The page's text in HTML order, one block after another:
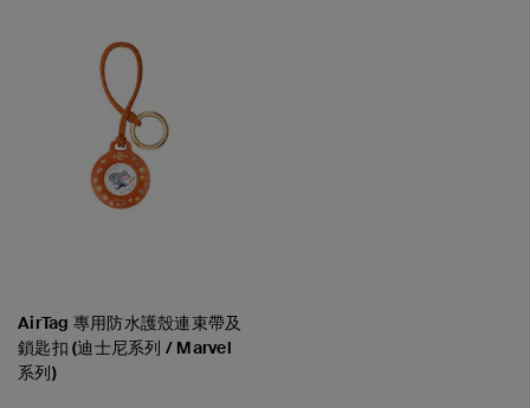
AirTag 專用防水護殼連束帶及
鎖匙扣 (迪士尼系列 / Marvel
系列)